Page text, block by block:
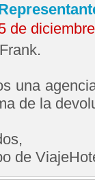
de
una
de la
de